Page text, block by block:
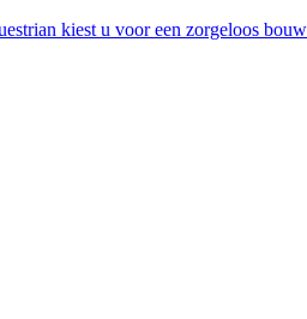
kiest u voor een zorgeloos